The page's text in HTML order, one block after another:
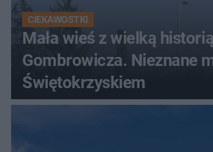
CIEKAWOSTKI
Mała wieś z wielką
Gombrowicza. Nieznane
Świętokrzyskiem